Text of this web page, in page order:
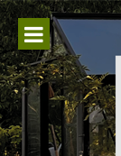
Aller
au
contenu